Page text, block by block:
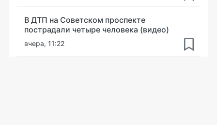
В ДТП на Советском проспекте
пострадали четыре человека (видео)
вчера, 11:22